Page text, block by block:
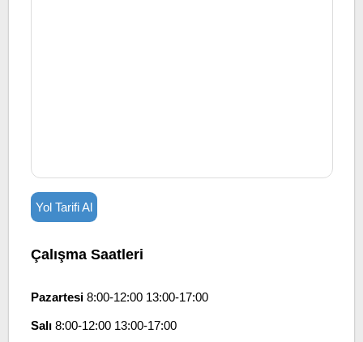
Yol Tarifi Al
Çalışma Saatleri
Pazartesi8:00-12:00 13:00-17:00
Salı8:00-12:00 13:00-17:00